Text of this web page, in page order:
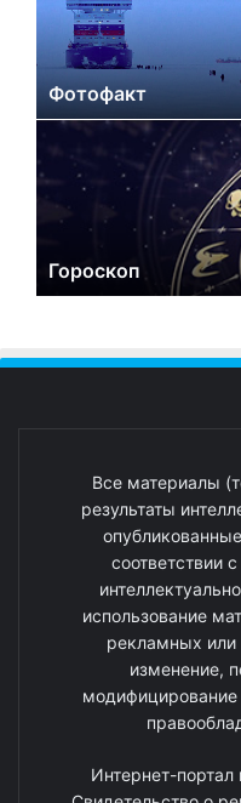
Фотофакт
Гороскоп
Все материалы
результаты
соответствии
использование
рекламных или
изменение,
модифицирование
Интернет-